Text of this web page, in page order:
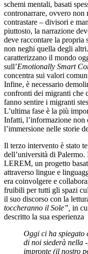
schemi mentali, basati
contronarrare, ovvero non
contrastare – divisori e
piuttosto, la narrazione
deve raccontare la propria
non neghi quella degli
caratterizzano il mondo
sull’Emotionally Smart
concentra sui valori
Infine, è necessario
confronti dei migranti che
fanno sentire i migranti
L’ultima fase è la più
Infatti, l’informazione non
l’immersione nelle storie
Il terzo intervento è stato
dell’università di
LEREM, un progetto
attraverso lingue e
era coinvolgere e
fruibili per tutti gli spazi
il suo discorso con la
toccheranno il Sole”, in
descritto la sua esperienza
Oggi ci ha spiegato
di noi siederà nella
impronte (il nostro